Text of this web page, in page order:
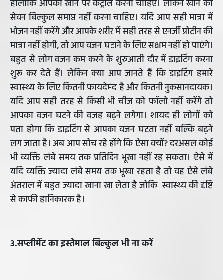
हालांकि आपको खाने पर कंट्रोल करना चाहिए। लेकिन खाने का
सेवन बिल्कुल समाप्त नहीं करना चाहिए। यदि आप सही मात्रा में
भोजन नहीं करेंगे और आपके शरीर में सही तरह से एनर्जी प्रोटीन की
मात्रा नहीं होगी, तो आप वजन घटाने के लिए सक्षम नहीं हो पाएंगे।
बहुत से लोग वजन कम करने के शुरुआती दौर में डाइटिंग करना
शुरू कर देते हैं। लेकिन क्या आप जानते हैं कि डाइटिंग हमारे
स्वास्थ्य के लिए कितनी फायदेमंद है और कितनी नुकसानदायक।
यदि आप सही तरह से किसी भी चीज को फॉलो नहीं करेंगे तो
आपका वजन घटने की वजह बढ़ने लगेगा। शायद ही लोगों को
पता होगा कि डाइटिंग से आपका वजन घटता नहीं बल्कि बढ़ने
लग जाता है। अब आप सोच रहे होंगे कि ऐसा क्यों? दरअसल कोई
भी व्यक्ति लंबे समय तक प्रतिदिन भूखा नहीं रह सकता। ऐसे में
यदि व्यक्ति ज्यादा लंबे समय तक भूखा रहता है तो वह ऐसे लंबे
अंतराल में बहुत ज्यादा खाना खा लेता है जोकि स्‍वास्‍थ्‍य की दृष्टि
से काफी हानिकारक है।
3.सप्लीमेंट का इस्तेमाल बिल्कुल भी ना करें